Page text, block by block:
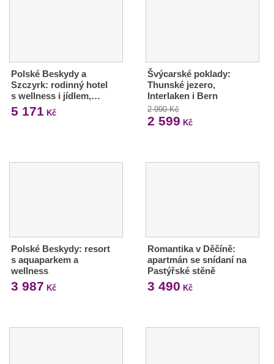
Polské Beskydy a
Szczyrk: rodinný hotel
s wellness i jídlem,…
5 171 Kč
Švýcarské poklady:
Thunské jezero,
Interlaken i Bern
2 990 Kč
2 599 Kč
Polské Beskydy: resort
s aquaparkem a
wellness
3 987 Kč
Romantika v Děčíně:
apartmán se snídaní na
Pastýřské stěně
3 490 Kč